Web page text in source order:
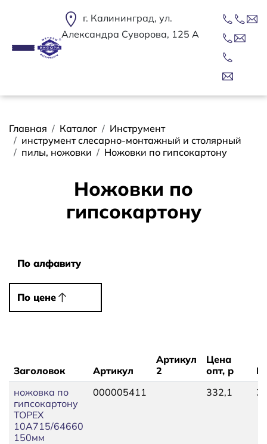
г. Калининград, ул.
Александра Суворова, 125 А
Строка навигации
Главная Каталог
Инструмент
инструмент слесарно-монтажный и столярный
пилы, ножовки
Ножовки по гипсокартону
Ножовки по
гипсокартону
По алфавиту
По алфавиту
По цене
По цене
Заголовок Артикул
Артикул
2
Цена
опт, р
ножовка по
гипсокартону
TOPEX
10А715/64660
150мм
000005411 332,1